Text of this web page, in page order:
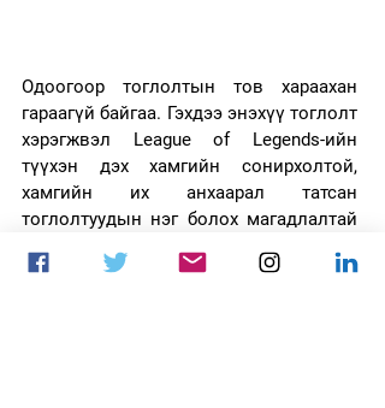
Одоогоор тоглолтын тов хараахан
гараагүй байгаа. Гэхдээ энэхүү тоглолт
хэрэгжвэл League of Legends-ийн
түүхэн дэх хамгийн сонирхолтой,
хамгийн их анхаарал татсан
тоглолтуудын нэг болох магадлалтай
дүн гарвал...